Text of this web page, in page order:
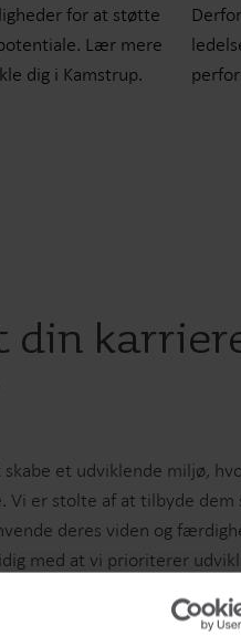
for at støtte
Lær mere
dig i Kamstrup.
din
et udviklende miljø,
Vi er stolte af at tilbyde
deres viden og
med at vi prioriterer